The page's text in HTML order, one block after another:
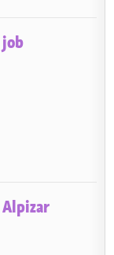
Alpizar